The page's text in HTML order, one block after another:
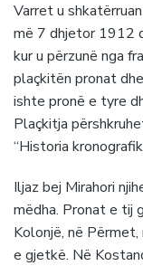
Varret u
më 7 dhjetor 1912
kur u përzunë nga
plaçkitën pronat
ishte pronë e tyre
Plaçkitja
“Historia
Iljaz bej Mirahori
mëdha. Pronat e tij
Kolonjë, në Përmet,
e gjetkë. Në